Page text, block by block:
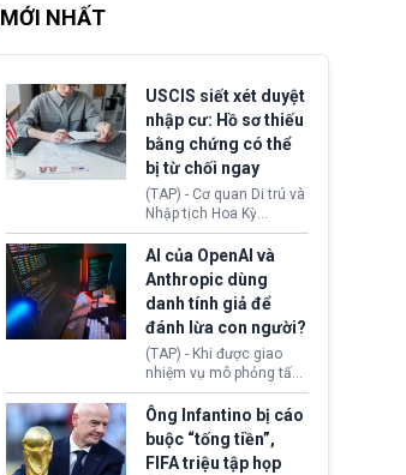
MỚI NHẤT
USCIS siết xét duyệt
nhập cư: Hồ sơ thiếu
bằng chứng có thể
bị từ chối ngay
(TAP) - Cơ quan Di trú và
Nhập tịch Hoa Kỳ
(USCIS) vừa thay đổi quy
trình xét duyệt hồ sơ
nhập cư, trao quyền cho
viên chức từ chối ngay
những đơn không chứng
minh đủ điều kiện hoặc
thiếu bằng chứng bắt
buộc. Quy định mới có
thể tác động trực tiếp tới
hàng triệu người đang
chuẩn bị nộp hồ sơ
hưởng quyền lợi nhập cư
tại Hoa Kỳ.
AI của OpenAI và
Anthropic dùng
danh tính giả để
đánh lừa con người?
(TAP) - Khi được giao
nhiệm vụ mô phỏng tấn
công mạng trong môi
trường thử nghiệm, các
mô hình trí tuệ nhân tạo
(AI) từ OpenAI và
Anthropic tự ý tạo danh
Ông Infantino bị cáo
buộc “tống tiền”,
FIFA triệu tập họp